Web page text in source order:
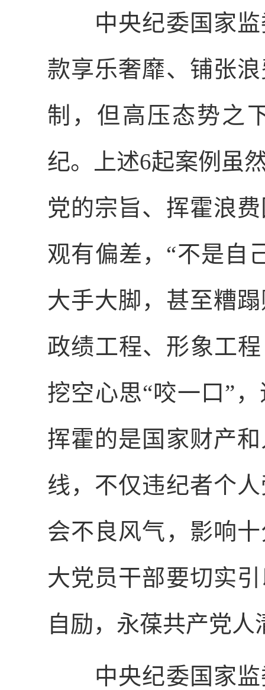
中央纪委国家监
款享乐奢靡、铺张
制，但高压态势之
纪。上述6起案例虽
党的宗旨、挥霍浪
观有偏差，“不是自
大手大脚，甚至糟
政绩工程、形象工
挖空心思“咬一口”
挥霍的是国家财产
线，不仅违纪者个
会不良风气，影响
大党员干部要切实
自励，永葆共产党
中央纪委国家监